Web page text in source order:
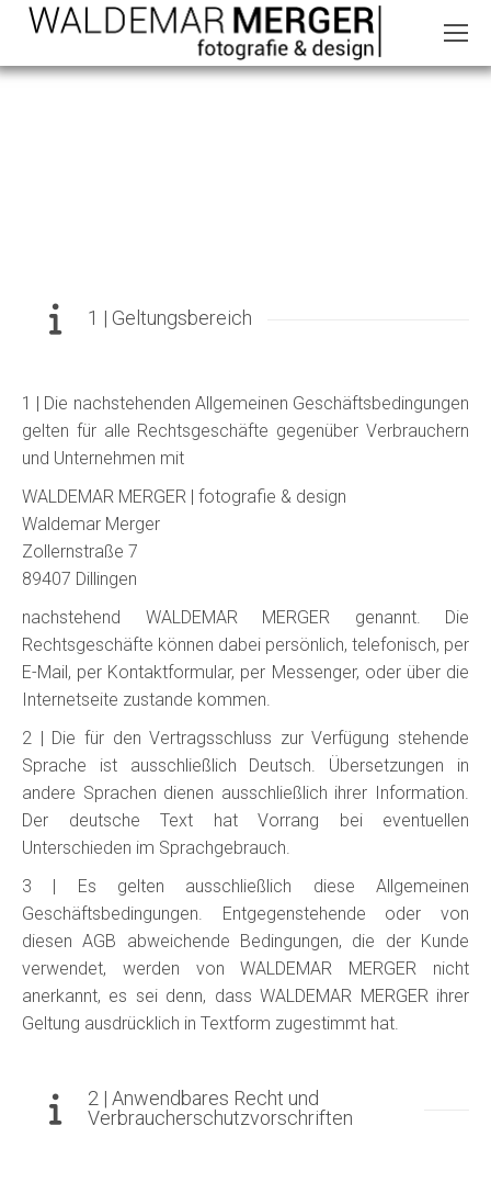
1 | Geltungsbereich
1 | Die nachstehenden Allgemeinen Geschäftsbedingungen
gelten für alle Rechtsgeschäfte gegenüber Verbrauchern
und Unternehmen mit
WALDEMAR MERGER | fotografie & design
Waldemar Merger
Zollernstraße 7
89407 Dillingen
nachstehend WALDEMAR MERGER genannt. Die
Rechtsgeschäfte können dabei persönlich, telefonisch, per
E-Mail, per Kontaktformular, per Messenger, oder über die
Internetseite zustande kommen.
2 | Die für den Vertragsschluss zur Verfügung stehende
Sprache ist ausschließlich Deutsch. Übersetzungen in
andere Sprachen dienen ausschließlich ihrer Information.
Der deutsche Text hat Vorrang bei eventuellen
Unterschieden im Sprachgebrauch.
3 | Es gelten ausschließlich diese Allgemeinen
Geschäftsbedingungen. Entgegenstehende oder von
diesen AGB abweichende Bedingungen, die der Kunde
verwendet, werden von WALDEMAR MERGER nicht
anerkannt, es sei denn, dass WALDEMAR MERGER ihrer
Geltung ausdrücklich in Textform zugestimmt hat.
2 | Anwendbares Recht und
Verbraucherschutzvorschriften